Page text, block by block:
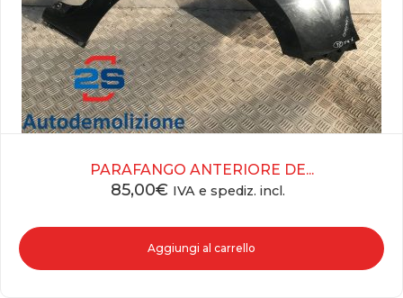
PARAFANGO ANTERIORE DE...
85,00€ IVA e spediz. incl.
Aggiungi al carrello